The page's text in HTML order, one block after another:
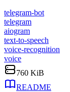
telegram-bot
telegram
aiogram
text-to-speech
voice-recognition
voice
760 KiB
README